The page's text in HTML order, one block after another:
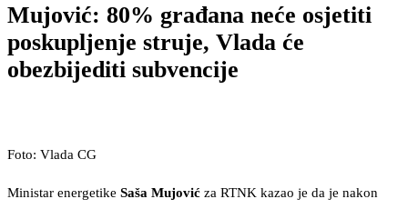
Mujović: 80% građana neće osjetiti
poskupljenje struje, Vlada će
obezbijediti subvencije
Foto: Vlada CG
Ministar energetike Saša Mujović za RTNK kazao je da je nakon